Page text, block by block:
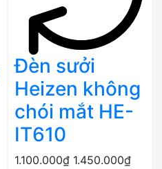
Đèn sưởi
Heizen không
chói mắt HE-
IT610
1.100.000₫ 1.450.000₫